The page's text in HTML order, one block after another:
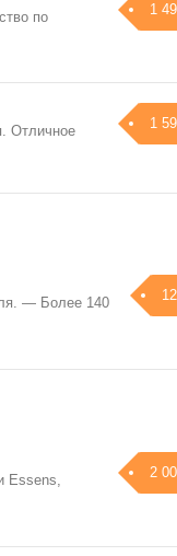
1
по
1
Отличное
— Более 140
2
Essens,